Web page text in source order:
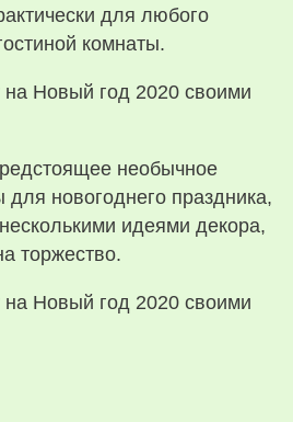
для любого
комнаты.
необычное
новогоднего праздника,
идеями декора,
торжество.